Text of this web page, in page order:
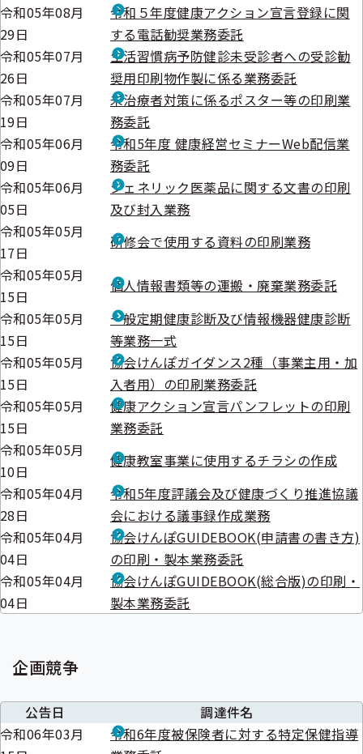
令和05年08月
29日
令和５年度健康アクション宣言登録に関
する電話勧奨業務委託
令和05年07月
26日
生活習慣病予防健診未受診者への受診勧
奨用印刷物作製に係る業務委託
令和05年07月
19日
未治療者対策に係るポスター等の印刷業
務委託
令和05年06月
09日
令和5年度 健康経営セミナーWeb配信業
務委託
令和05年06月
05日
ジェネリック医薬品に関する文書の印刷
及び封入業務
令和05年05月
17日
研修会で使用する資料の印刷業務
令和05年05月
15日
個人情報書類等の運搬・廃棄業務委託
令和05年05月
15日
一般定期健康診断及び情報機器健康診断
等業務一式
令和05年05月
15日
協会けんぽガイダンス2種（事業主用・加
入者用）の印刷業務委託
令和05年05月
15日
健康アクション宣言パンフレットの印刷
業務委託
令和05年05月
10日
健康教室事業に使用するチラシの作成
令和05年04月
28日
令和5年度評議会及び健康づくり推進協議
会における議事録作成業務
令和05年04月
04日
協会けんぽGUIDEBOOK(申請書の書き方)
の印刷・製本業務委託
令和05年04月
04日
協会けんぽGUIDEBOOK(総合版)の印刷・
製本業務委託
企画競争
公告日
調達件名
令和06年03月
令和6年度被保険者に対する特定保健指導